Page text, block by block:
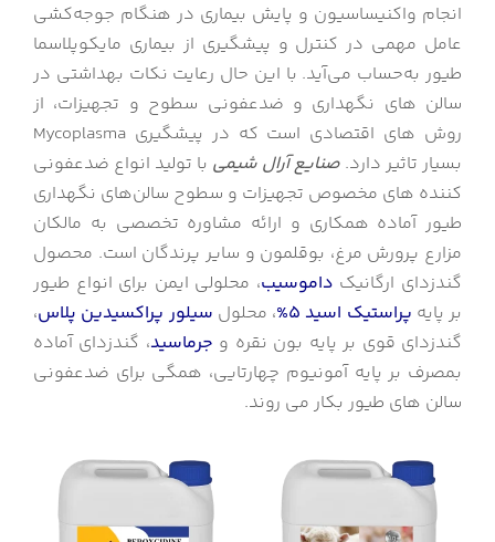
انجام واکنیساسیون و پایش بیماری در هنگام جوجه‌کشی
عامل مهمی در کنترل و پیشگیری از بیماری مایکوپلاسما
طیور به‌حساب می‌آید. با این حال رعایت نکات بهداشتی در
سالن‌ های نگهداری و ضدعفونی سطوح و تجهیزات، از
روش‌ های اقتصادی است که در پیشگیری Mycoplasma
بسیار تاثیر دارد. صنایع آرال شیمی با تولید انواع ضدعفونی‌
کننده های مخصوص تجهیزات و سطوح سالن‌های نگهداری
طیور آماده همکاری و ارائه مشاوره تخصصی به مالکان
مزارع پرورش مرغ، بوقلمون و سایر پرندگان است. محصول
گندزدای ارگانیک داموسیب، محلولی ایمن برای انواع طیور
بر پایه پراستیک اسید 5% ، محلول سیلور پراکسیدین پلاس،
گندزدای قوی بر پایه بون نقره و جرماسید، گندزدای آماده
بمصرف بر پایه آمونیوم چهارتایی، همگی برای ضدعفونی
سالن های طیور بکار می روند.